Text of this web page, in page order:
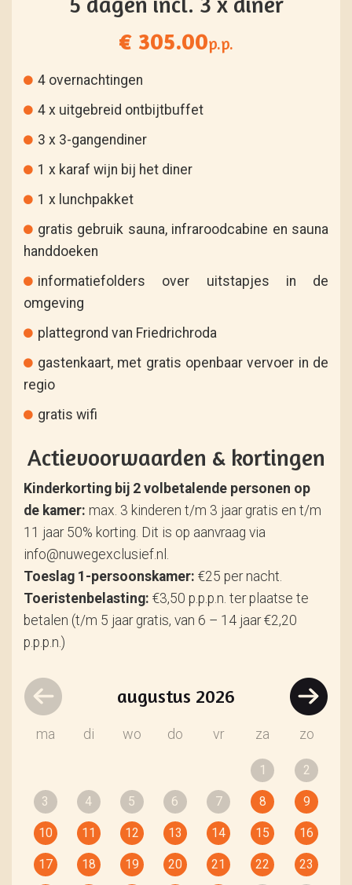
€ 305.00p.p.
4 overnachtingen
4 x uitgebreid ontbijtbuffet
3 x 3-gangendiner
1 x karaf wijn bij het diner
1 x lunchpakket
gratis gebruik sauna, infraroodcabine en sauna
handdoeken
informatiefolders over uitstapjes in de
omgeving
plattegrond van Friedrichroda
gastenkaart, met gratis openbaar vervoer in de
regio
gratis wifi
Actievoorwaarden & kortingen
Kinderkorting bij 2 volbetalende personen op
de kamer: max. 3 kinderen t/m 3 jaar gratis en t/m
11 jaar 50% korting. Dit is op aanvraag via
info@nuwegexclusief.nl.
Toeslag 1-persoonskamer: €25 per nacht.
Toeristenbelasting: €3,50 p.p.p.n. ter plaatse te
betalen (t/m 5 jaar gratis, van 6 – 14 jaar €2,20
p.p.p.n.)
augustus 2026
ma di wo do vr za zo
1 2
3 4 5 6 7 8 9
10 11 12 13 14 15 16
17 18 19 20 21 22 23